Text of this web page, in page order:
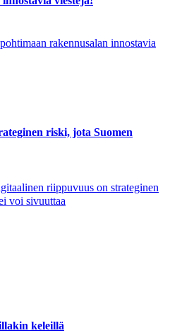
rakennusalan innostavia
riski, jota Suomen
riippuvuus on strateginen
voi sivuuttaa
keleillä